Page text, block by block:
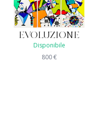
EVOLUZIONE
Disponibile
800€